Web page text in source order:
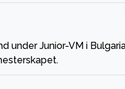
under Junior-VM i